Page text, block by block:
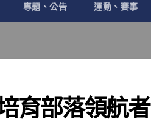
專題、公告 運動、賽事
育部落領航者